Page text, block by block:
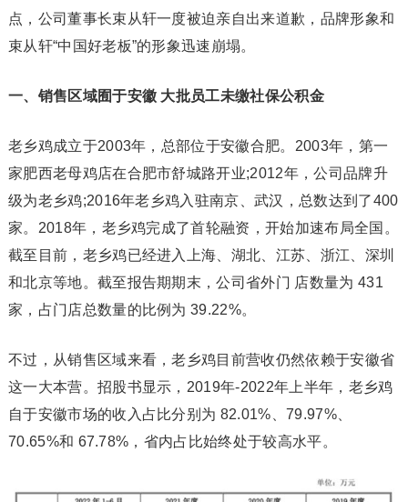
点，公司董事长束从轩一度被迫亲自出来道歉，品牌形象和
束从轩“中国好老板”的形象迅速崩塌。
一、销售区域囿于安徽 大批员工未缴社保公积金
老乡鸡成立于2003年，总部位于安徽合肥。2003年，第一
家肥西老母鸡店在合肥市舒城路开业;2012年，公司品牌升
级为老乡鸡;2016年老乡鸡入驻南京、武汉，总数达到了400
家。2018年，老乡鸡完成了首轮融资，开始加速布局全国。
截至目前，老乡鸡已经进入上海、湖北、江苏、浙江、深圳
和北京等地。截至报告期期末，公司省外门 店数量为 431
家，占门店总数量的比例为 39.22%。
不过，从销售区域来看，老乡鸡目前营收仍然依赖于安徽省
这一大本营。招股书显示，2019年-2022年上半年，老乡鸡
自于安徽市场的收入占比分别为 82.01%、79.97%、
70.65%和 67.78%，省内占比始终处于较高水平。